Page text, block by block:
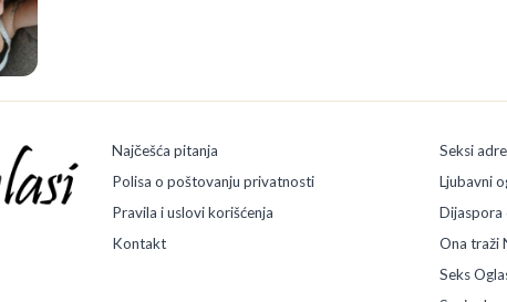
Najčešća pitanja
Polisa o poštovanju privatnosti
Pravila i uslovi korišćenja
Kontakt
Seksi
Ljubavni
Dijaspora
Ona traži
Seks